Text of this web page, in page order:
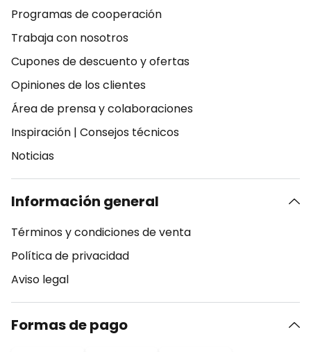
Programas de cooperación
Trabaja con nosotros
Cupones de descuento y ofertas
Opiniones de los clientes
Área de prensa y colaboraciones
Inspiración | Consejos técnicos
Noticias
Información general
Términos y condiciones de venta
Política de privacidad
Aviso legal
Formas de pago